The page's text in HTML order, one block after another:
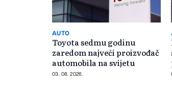
AUTO
Toyota sedmu godinu
zaredom najveći proizvođač
automobila na svijetu
03. 08. 2026.